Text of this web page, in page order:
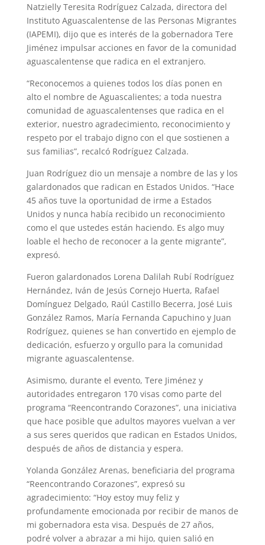
Natzielly Teresita Rodríguez Calzada, directora del
Instituto Aguascalentense de las Personas Migrantes
(IAPEMI), dijo que es interés de la gobernadora Tere
Jiménez impulsar acciones en favor de la comunidad
aguascalentense que radica en el extranjero.
“Reconocemos a quienes todos los días ponen en
alto el nombre de Aguascalientes; a toda nuestra
comunidad de aguascalentenses que radica en el
exterior, nuestro agradecimiento, reconocimiento y
respeto por el trabajo digno con el que sostienen a
sus familias”, recalcó Rodríguez Calzada.
Juan Rodríguez dio un mensaje a nombre de las y los
galardonados que radican en Estados Unidos. “Hace
45 años tuve la oportunidad de irme a Estados
Unidos y nunca había recibido un reconocimiento
como el que ustedes están haciendo. Es algo muy
loable el hecho de reconocer a la gente migrante”,
expresó.
Fueron galardonados Lorena Dalilah Rubí Rodríguez
Hernández, Iván de Jesús Cornejo Huerta, Rafael
Domínguez Delgado, Raúl Castillo Becerra, José Luis
González Ramos, María Fernanda Capuchino y Juan
Rodríguez, quienes se han convertido en ejemplo de
dedicación, esfuerzo y orgullo para la comunidad
migrante aguascalentense.
Asimismo, durante el evento, Tere Jiménez y
autoridades entregaron 170 visas como parte del
programa “Reencontrando Corazones”, una iniciativa
que hace posible que adultos mayores vuelvan a ver
a sus seres queridos que radican en Estados Unidos,
después de años de distancia y espera.
Yolanda González Arenas, beneficiaria del programa
“Reencontrando Corazones”, expresó su
agradecimiento: “Hoy estoy muy feliz y
profundamente emocionada por recibir de manos de
mi gobernadora esta visa. Después de 27 años,
podré volver a abrazar a mi hijo, quien salió en